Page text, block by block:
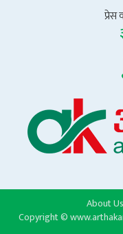
About Us
Copyright ©